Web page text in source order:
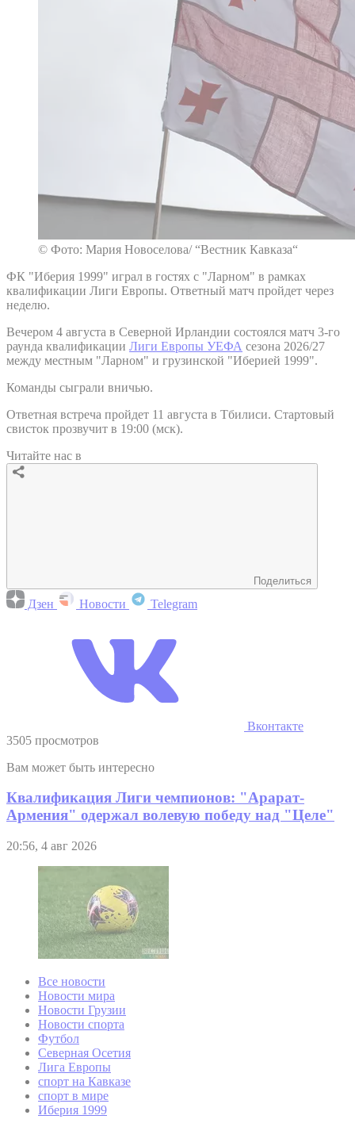
© Фото: Мария Новоселова/ “Вестник Кавказа“
ФК "Иберия 1999" играл в гостях с "Ларном" в рамках
квалификации Лиги Европы. Ответный матч пройдет через
неделю.
Вечером 4 августа в Северной Ирландии состоялся матч 3-го
раунда квалификации Лиги Европы УЕФА сезона 2026/27
между местным "Ларном" и грузинской "Иберией 1999".
Команды сыграли вничью.
Ответная встреча пройдет 11 августа в Тбилиси. Стартовый
свисток прозвучит в 19:00 (мск).
Читайте нас в
Поделиться
Дзен Новости Telegram
Вконтакте
3505 просмотров
Вам может быть интересно
Квалификация Лиги чемпионов: "Арарат-
Армения" одержал волевую победу над "Целе"
20:56, 4 авг 2026
Все новости
Новости мира
Новости Грузии
Новости спорта
Футбол
Северная Осетия
Лига Европы
спорт на Кавказе
спорт в мире
Иберия 1999